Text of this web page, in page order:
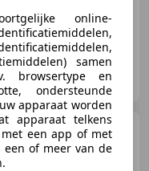
Fiesta 1.25
online-
samen
browsertype en
ondersteunde
apparaat worden
apparaat telkens
een app of met
of meer van de